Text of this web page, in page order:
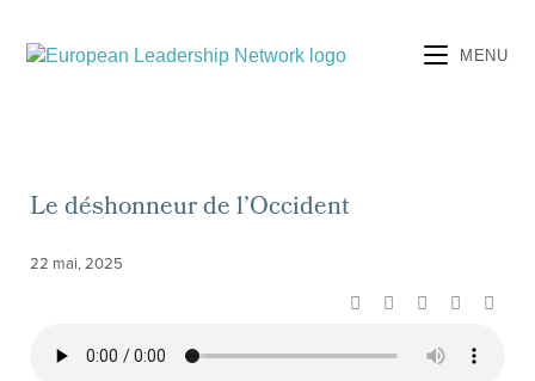
MENU
Le déshonneur de l’Occident
22 mai, 2025